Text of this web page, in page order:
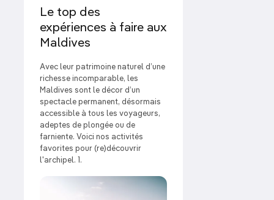
Le top des
expériences à faire aux
Maldives
Avec leur patrimoine naturel d’une
richesse incomparable, les
Maldives sont le décor d’un
spectacle permanent, désormais
accessible à tous les voyageurs,
adeptes de plongée ou de
farniente. Voici nos activités
favorites pour (re)découvrir
l'archipel. 1.